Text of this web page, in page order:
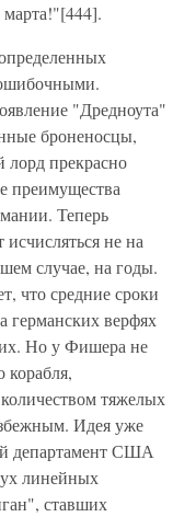
марта!"[444].
"Дредноута"
броненосцы,
прекрасно
преимущества
Теперь
не на
случае, на годы.
что средние сроки
германских верфях
Но у Фишера не
тяжелых
Идея уже
департамент США
линейных
ставших